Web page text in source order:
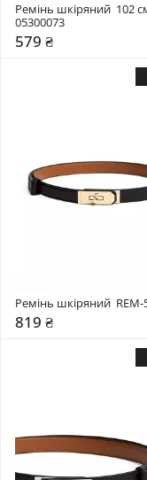
Ремінь шкіряний  102
05300073
579 ₴
Ремінь шкіряний  REM-
819 ₴